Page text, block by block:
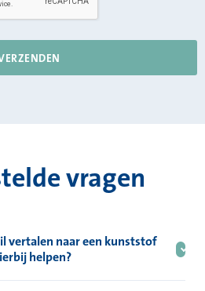
vragen
vertalen naar een kunststof
helpen?